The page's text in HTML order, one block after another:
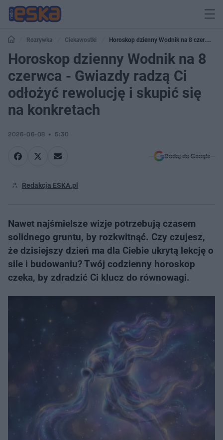
Rozrywka Ciekawostki
Horoskop dzienny Wodnik na 8 czerwca -
Gwiazdy radzą Ci odłożyć rewolucję i skupić się na konkretach
Horoskop dzienny Wodnik na 8
czerwca - Gwiazdy radzą Ci
odłożyć rewolucję i skupić się
na konkretach
2026-06-08 5:30
Dodaj do Google
Redakcja ESKA.pl
Nawet najśmielsze wizje potrzebują czasem
solidnego gruntu, by rozkwitnąć. Czy czujesz,
że dzisiejszy dzień ma dla Ciebie ukrytą lekcję o
sile i budowaniu? Twój codzienny horoskop
czeka, by zdradzić Ci klucz do równowagi.